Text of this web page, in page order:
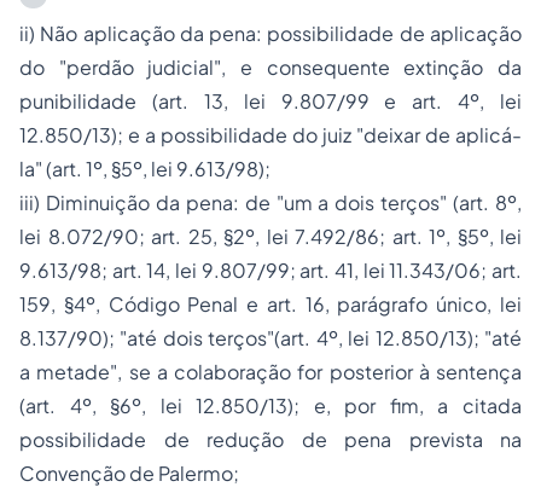
ii) Não aplicação da pena: possibilidade de aplicação
do "perdão judicial", e consequente extinção da
punibilidade (art. 13, lei 9.807/99 e art. 4º, lei
12.850/13); e a possibilidade do juiz "deixar de aplicá-
la" (art. 1º, §5º, lei 9.613/98);
iii) Diminuição da pena: de "um a dois terços" (art. 8º,
lei 8.072/90; art. 25, §2º, lei 7.492/86; art. 1º, §5º, lei
9.613/98; art. 14, lei 9.807/99; art. 41, lei 11.343/06; art.
159, §4º, Código Penal e art. 16, parágrafo único, lei
8.137/90); "até dois terços"(art. 4º, lei 12.850/13); "até
a metade", se a colaboração for posterior à sentença
(art. 4º, §6º, lei 12.850/13); e, por fim, a citada
possibilidade de redução de pena prevista na
Convenção de Palermo;